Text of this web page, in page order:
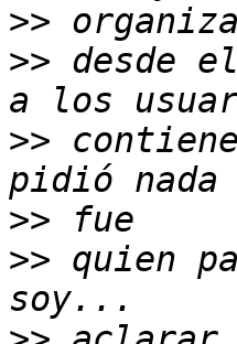
>>
>> desde
>>
>>
>> quien